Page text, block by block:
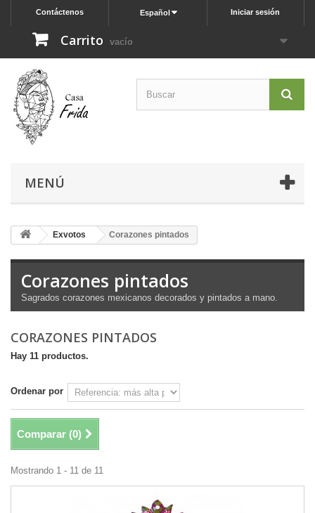
Iniciar sesión
Español
Contáctenos
Carrito vacío
MENÚ
Exvotos Corazones pintados
Corazones pintados
Sagrados corazones mexicanos decorados y pintados a mano.
CORAZONES PINTADOS
Hay 11 productos.
Ordenar por
Comparar (0)
Mostrando 1 - 11 de 11